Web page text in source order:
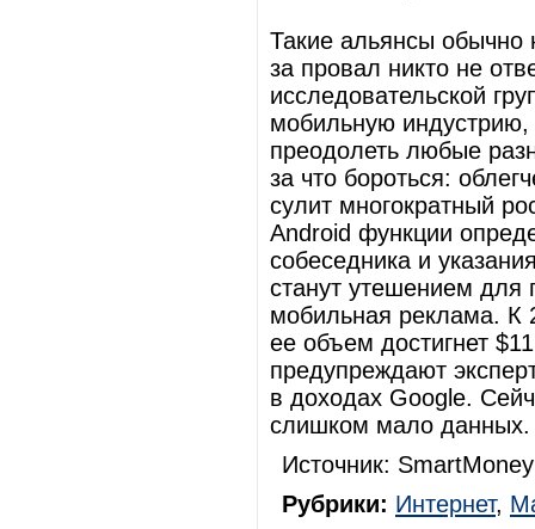
Такие альянсы обычно
за провал никто не
исследовательской
мобильную индустрию,
преодолеть любые
за что бороться:
сулит многократный
Android функции
собеседника и
станут утешением для
мобильная реклама. К
ее объем достигнет
предупреждают
в доходах Google.
слишком мало данных.
Источник:
Рубрики: Интернет,